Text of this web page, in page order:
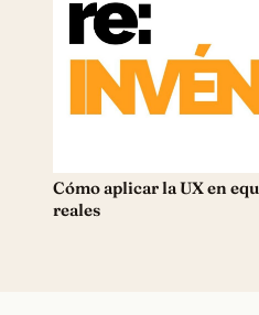
Cómo aplicar la UX en
reales